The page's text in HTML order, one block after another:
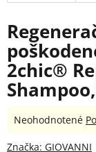
2chic®
Priemerné
produktu
Neohodnotené
Značka: GIOVANNI